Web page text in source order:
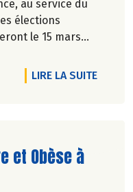
au service du
élections
le 15 mars
durable.
LIRE LA SUITEDE
et Obèse à